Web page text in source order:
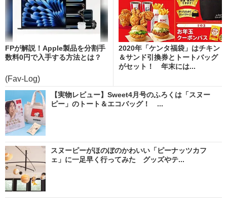
FPが解説！Apple製品を分割手
数料0円で入手する方法とは？
(Fav-Log)
2020年「ケンタ福袋」はチキン
＆サンド引換券とトートバッグ
がセット！ 年末には...
【実物レビュー】Sweet4月号のふろくは「スヌー
ピー」のトート＆エコバッグ！ ...
スヌーピーがほのぼのかわいい「ピーナッツカフ
ェ」に一足早く行ってみた グッズやテ...